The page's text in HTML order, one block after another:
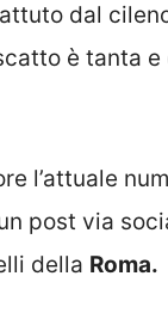
dal
è tanta
l’attuale
post via
della Roma.